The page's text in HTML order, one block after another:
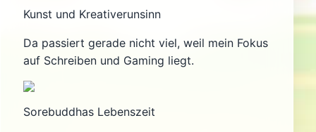
Kunst und Kreativerunsinn
Da passiert gerade nicht viel, weil mein Fokus
auf Schreiben und Gaming liegt.
Sorebuddhas Lebenszeit